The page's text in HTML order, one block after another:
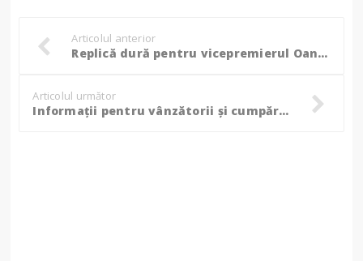
Articolul anterior
Replică dură pentru vicepremierul Oana Gheorghiu din partea unui procuror DIICOT
Articolul următor
Informații pentru vânzătorii și cumpărătorii de mașini deja utilizate, în ce condiții pot fi vândute!